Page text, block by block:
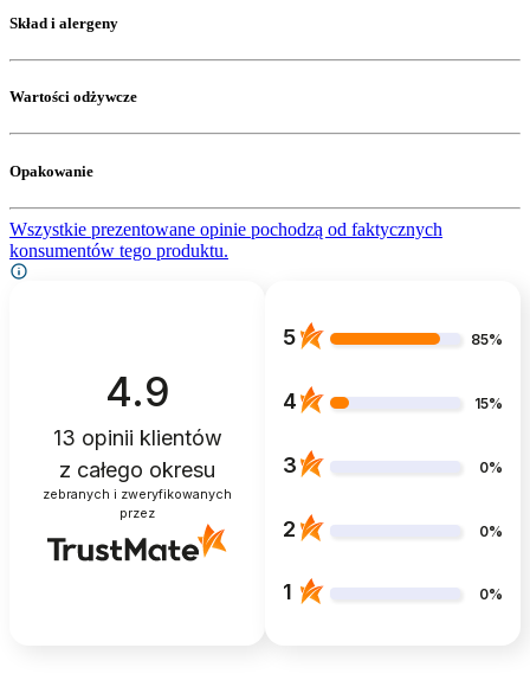
Skład i alergeny
Wartości odżywcze
Opakowanie
Wszystkie prezentowane opinie pochodzą od faktycznych
konsumentów tego produktu.
4.9
13 opinii klientów
z całego okresu
zebranych i zweryfikowanych
przez
5 85%
4 15%
3 0%
2 0%
1 0%